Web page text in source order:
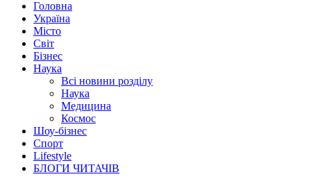
Головна
Україна
Місто
Світ
Бізнес
Наука
Всі новини розділу
Наука
Медицина
Космос
Шоу-бізнес
Спорт
Lifestyle
БЛОГИ ЧИТАЧІВ